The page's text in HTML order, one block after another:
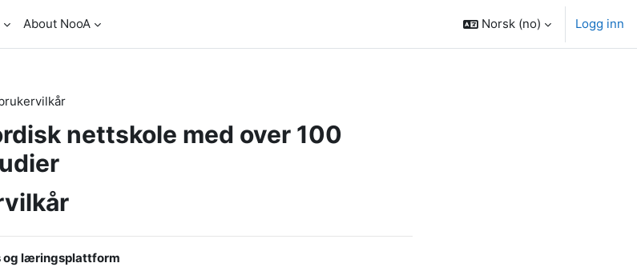
About NooA Norsk ‎(no)‎ Logg inn
nettskole med over 100
og læringsplattform